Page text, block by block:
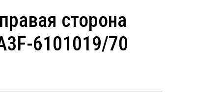
сторона
6101019/70